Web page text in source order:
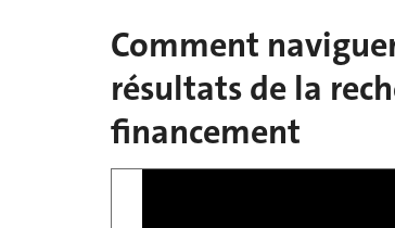
Comment
résultats de la
financement